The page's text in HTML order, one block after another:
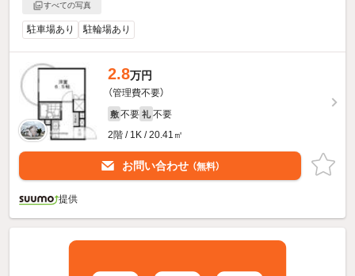
すべての写真
駐車場あり 駐輪場あり
2.8万円
（管理費不要）
敷 不要 礼 不要
2階 / 1K / 20.41㎡
お問い合わせ （無料）
提供